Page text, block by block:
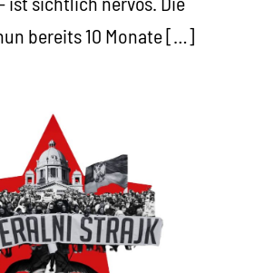
bereits 10 Monate […]